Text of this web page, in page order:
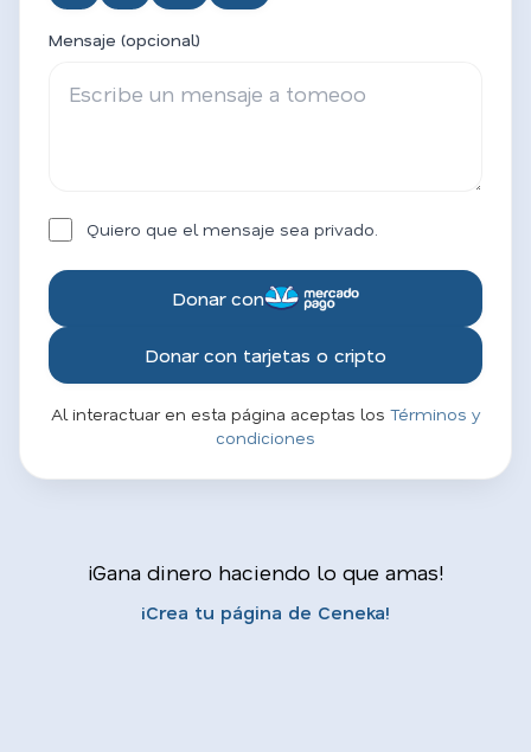
Mensaje (opcional)
Quiero que el mensaje sea privado.
Donar con
Donar con tarjetas o cripto
Al interactuar en esta página aceptas los Términos y
condiciones
¡Gana dinero haciendo lo que amas!
¡Crea tu página de Ceneka!